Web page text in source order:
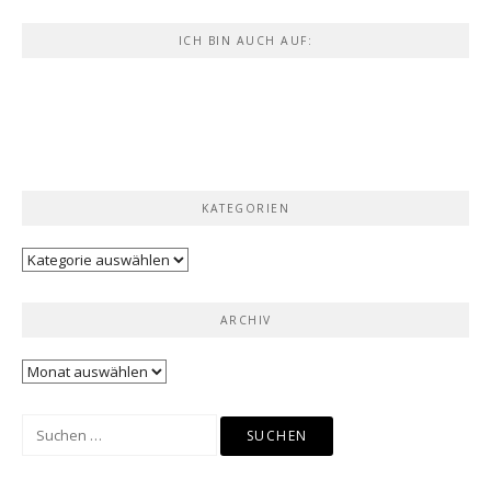
ICH BIN AUCH AUF:
KATEGORIEN
Kategorien
ARCHIV
Archiv
Suchen